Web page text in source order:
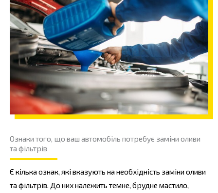
Ознаки того, що ваш автомобіль потребує заміни оливи
та фільтрів
Є кілька ознак, які вказують на необхідність заміни оливи
та фільтрів. До них належить темне, брудне мастило,